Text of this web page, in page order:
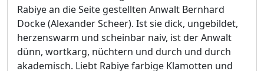
Rabiye an die Seite gestellten Anwalt Bernhard
Docke (Alexander Scheer). Ist sie dick, ungebildet,
herzenswarm und scheinbar naiv, ist der Anwalt
dünn, wortkarg, nüchtern und durch und durch
akademisch. Liebt Rabiye farbige Klamotten und